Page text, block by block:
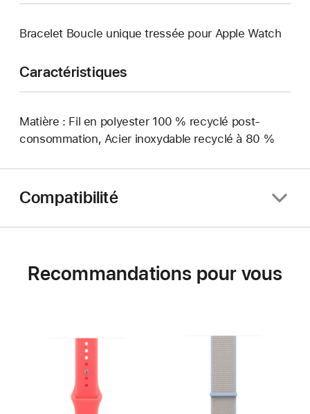
Bracelet Boucle unique tressée pour Apple Watch
Caractéristiques
Matière : Fil en polyester 100 % recyclé post-
consommation, Acier inoxydable recyclé à 80 %
Compatibilité
Recommandations pour vous